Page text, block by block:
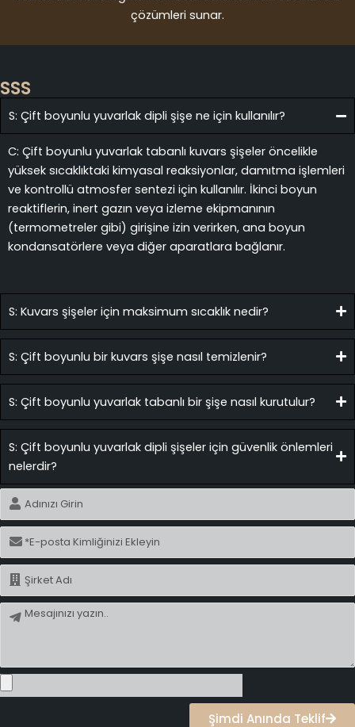
çözümleri sunar.
SSS
S: Çift boyunlu yuvarlak dipli şişe ne için kullanılır?
C: Çift boyunlu yuvarlak tabanlı kuvars şişeler öncelikle
yüksek sıcaklıktaki kimyasal reaksiyonlar, damıtma işlemleri
ve kontrollü atmosfer sentezi için kullanılır. İkinci boyun
reaktiflerin, inert gazın veya izleme ekipmanının
(termometreler gibi) girişine izin verirken, ana boyun
kondansatörlere veya diğer aparatlara bağlanır.
S: Kuvars şişeler için maksimum sıcaklık nedir?
S: Çift boyunlu bir kuvars şişe nasıl temizlenir?
S: Çift boyunlu yuvarlak tabanlı bir şişe nasıl kurutulur?
S: Çift boyunlu yuvarlak dipli şişeler için güvenlik önlemleri
nelerdir?
İsim
E-
posta
İsim
Mesaj
Şimdi Anında Teklif